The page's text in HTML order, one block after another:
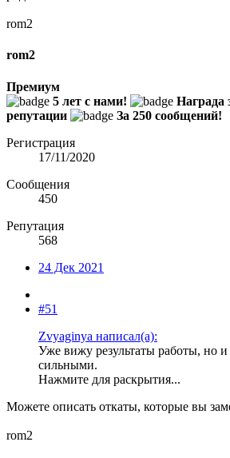
rom2
rom2
Премиум
5 лет с нами!
Награда
репутации
За 250 сообщений!
Регистрация
17/11/2020
Сообщения
450
Репутация
568
24 Дек 2021
#51
Zvyaginya написал(а):
Уже вижу результаты работы, но
сильными.
Нажмите для раскрытия...
Можете описать откаты, которые вы
rom2